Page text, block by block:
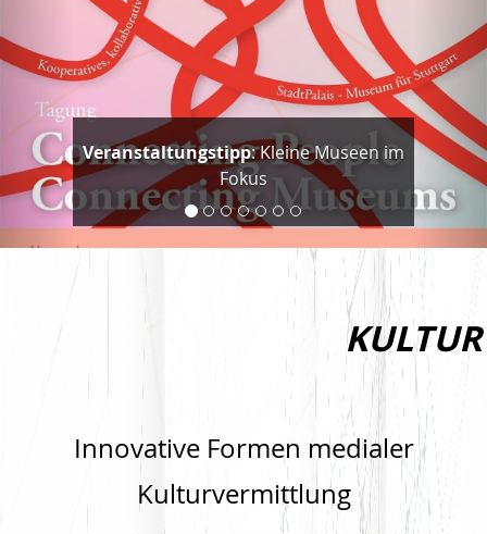
Veranstaltungstipp: Kleine Museen im
Fokus
KULTUR
Innovative Formen medialer
Kulturvermittlung